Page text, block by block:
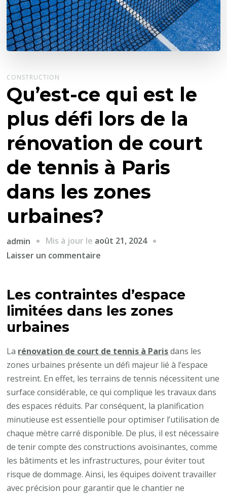
CONSTRUCTION
Qu’est-ce qui est le
plus défi lors de la
rénovation de court
de tennis à Paris
dans les zones
urbaines?
admin Mis à jour le août 21, 2024
Laisser un commentaire
qui
est
défi
lors
de
la
rénovation
de
court
de
tennis
à
Paris
Les contraintes d’espace
limitées dans les zones
urbaines
La rénovation de court de tennis à Parisdans les
zones urbaines présente un défi majeur lié à l’espace
restreint. En effet, les terrains de tennis nécessitent une
surface considérable, ce qui complique les travaux dans
des espaces réduits. Par conséquent, la planification
minutieuse est essentielle pour optimiser l’utilisation de
chaque mètre carré disponible. De plus, il est nécessaire
de tenir compte des constructions avoisinantes, comme
les bâtiments et les infrastructures, pour éviter tout
risque de dommage. Ainsi, les équipes doivent travailler
avec précision pour garantir que le chantier ne